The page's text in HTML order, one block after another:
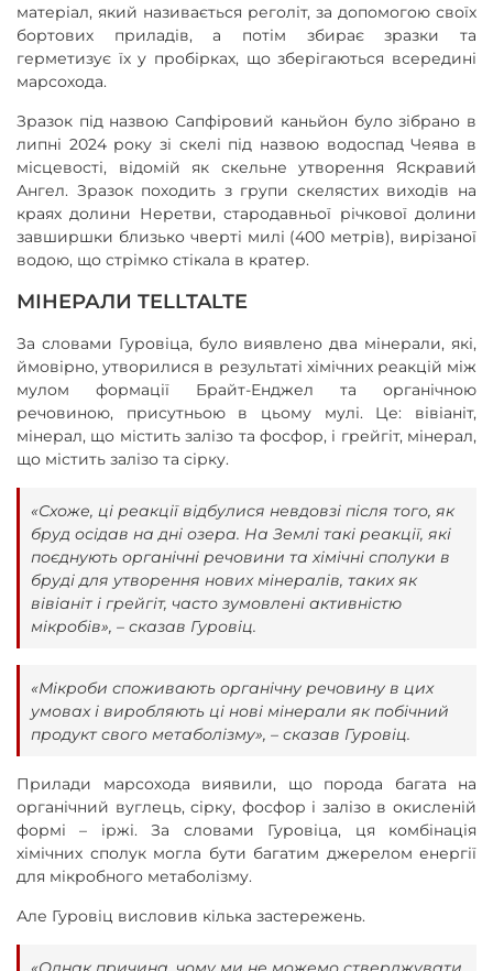
матеріал, який називається реголіт, за допомогою своїх
бортових приладів, а потім збирає зразки та
герметизує їх у пробірках, що зберігаються всередині
марсохода.
Зразок під назвою Сапфіровий каньйон було зібрано в
липні 2024 року зі скелі під назвою водоспад Чеява в
місцевості, відомій як скельне утворення Яскравий
Ангел. Зразок походить з групи скелястих виходів на
краях долини Неретви, стародавньої річкової долини
завширшки близько чверті милі (400 метрів), вирізаної
водою, що стрімко стікала в кратер.
МІНЕРАЛИ TELLTALTE
За словами Гуровіца, було виявлено два мінерали, які,
ймовірно, утворилися в результаті хімічних реакцій між
мулом формації Брайт-Енджел та органічною
речовиною, присутньою в цьому мулі. Це: вівіаніт,
мінерал, що містить залізо та фосфор, і грейгіт, мінерал,
що містить залізо та сірку.
«Схоже, ці реакції відбулися невдовзі після того, як
бруд осідав на дні озера. На Землі такі реакції, які
поєднують органічні речовини та хімічні сполуки в
бруді для утворення нових мінералів, таких як
вівіаніт і грейгіт, часто зумовлені активністю
мікробів», – сказав Гуровіц.
«Мікроби споживають органічну речовину в цих
умовах і виробляють ці нові мінерали як побічний
продукт свого метаболізму», – сказав Гуровіц.
Прилади марсохода виявили, що порода багата на
органічний вуглець, сірку, фосфор і залізо в окисленій
формі – іржі. За словами Гуровіца, ця комбінація
хімічних сполук могла бути багатим джерелом енергії
для мікробного метаболізму.
Але Гуровіц висловив кілька застережень.